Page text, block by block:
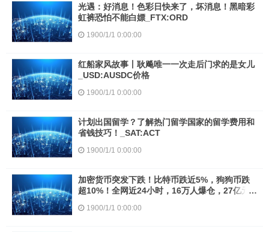
光遇：好消息！色彩日快来了，坏消息！黑暗彩
虹裤恐怕不能白嫖_FTX:ORD
1900/1/1 0:00:00
红船家风故事丨耿飚唯一一次走后门求的是女儿
_USD:AUSDC价格
1900/1/1 0:00:00
计划出国留学？了解热门留学国家的留学费用和
省钱技巧！_SAT:ACT
1900/1/1 0:00:00
加密货币突发下跌！比特币跌近5%，狗狗币跌
超10%！全网近24小时，16万人爆仓，27亿元
1900/1/1 0:00:00